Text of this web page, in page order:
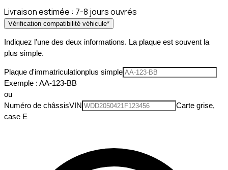
Livraison estimée : 7-8 jours ouvrés
Vérification compatibilité véhicule*
Indiquez l'une des deux informations. La plaque est souvent la
plus simple.
Plaque d'immatriculationplus simple
Exemple : AA-123-BB
ou
Numéro de châssisVIN
Carte grise,
case E